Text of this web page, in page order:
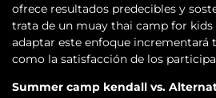
ofrece resultados predecibles y
trata de un muay thai camp for kids
adaptar este enfoque incrementará
como la satisfacción de los
Summer camp kendall vs.